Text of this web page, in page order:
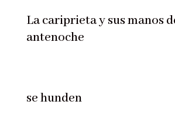
La cariprieta y sus manos
antenoche
se hunden